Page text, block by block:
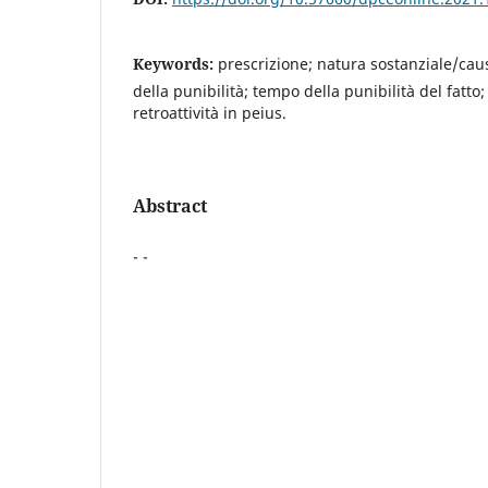
Keywords: prescrizione; natura sostanziale/
della punibilità; tempo della punibilità del fatto;
retroattività in peius.
Abstract
- -